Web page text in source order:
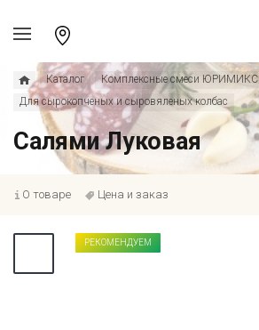
Каталог
Комплексные смеси ЮРИМИКС
Для сырокопченых и сыровяленых колбас
Салями Луковая
О товаре Цена и заказ
РЕКОМЕНДУЕМ